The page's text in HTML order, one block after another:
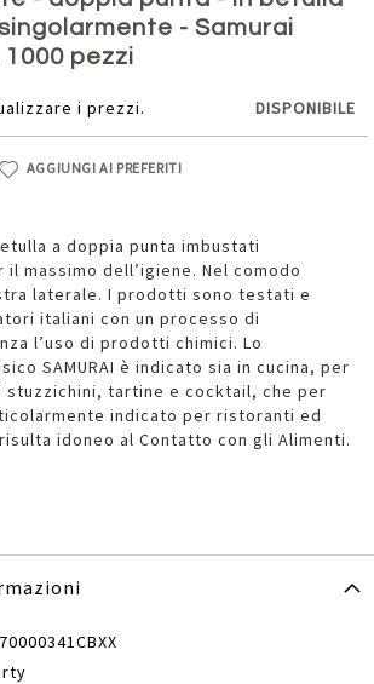
- Samurai
pezzi
i prezzi. DISPONIBILE
AGGIUNGI AI PREFERITI
a doppia punta imbustati
massimo dell’igiene. Nel comodo
laterale. I prodotti sono testati e
italiani con un processo di
l’uso di prodotti chimici. Lo
SAMURAI è indicato sia in cucina, per
stuzzichini, tartine e cocktail, che per
indicato per ristoranti ed
idoneo al Contatto con gli Alimenti.